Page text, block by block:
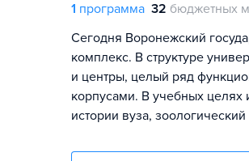
1 программа 32 бюджетных
Сегодня Воронежский
комплекс. В структуре
и центры, целый ряд
корпусами. В учебных целях
истории вуза,